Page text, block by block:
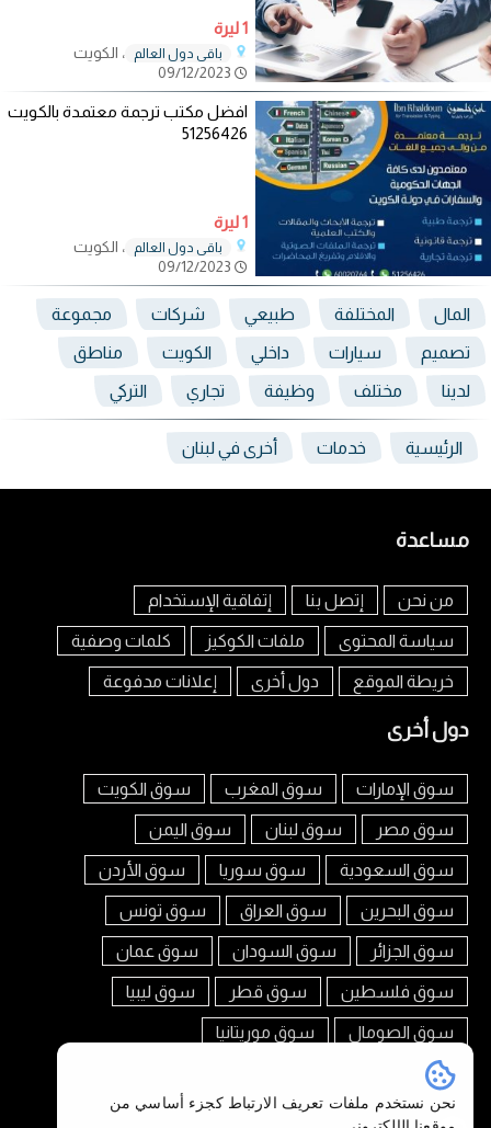
1 ليرة
باقي دول العالم
، الكويت
افضل مكتب ترجمة معتمدة بالكويت
51256426
1 ليرة
باقي دول العالم
، الكويت
المال المختلفة طبيعي شركات مجموعة
تصميم سيارات داخلي الكويت مناطق
لدينا مختلف وظيفة تجاري التركي
الرئيسية خدمات أخرى في لبنان
مساعدة
من نحن إتصل بنا إتفاقية الإستخدام
سياسة المحتوى ملفات الكوكيز كلمات وصفية
خريطة الموقع دول أخرى إعلانات مدفوعة
دول أخرى
سوق الإمارات سوق المغرب سوق الكويت
سوق مصر سوق لبنان سوق اليمن
سوق السعودية سوق سوريا سوق الأردن
سوق البحرين سوق العراق سوق تونس
سوق الجزائر سوق السودان سوق عمان
سوق فلسطين سوق قطر سوق ليبيا
سوق الصومال سوق موريتانيا
تابعنا على
نحن نستخدم ملفات تعريف الارتباط كجزء أساسي من